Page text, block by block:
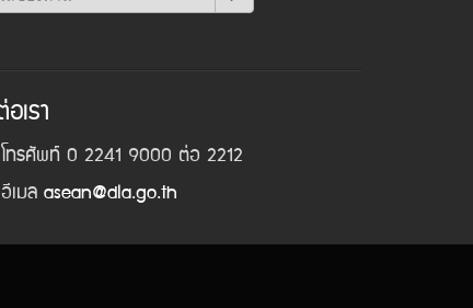
เรา
โทรศัพท์ 0 2241 9000 ต่อ 2212
อีเมล asean@dla.go.th